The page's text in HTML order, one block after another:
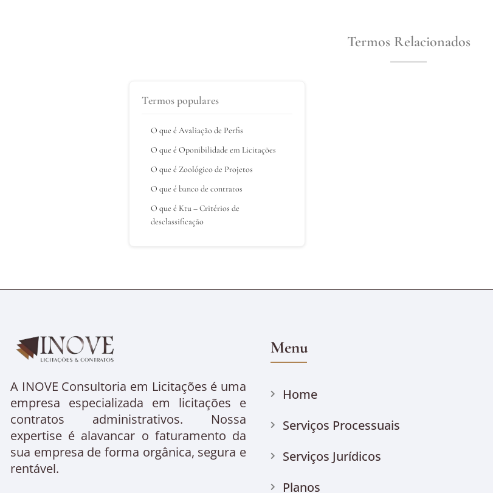
Termos Relacionados
Termos populares
O que é Avaliação de Perfis
O que é Oponibilidade em Licitações
O que é Zoológico de Projetos
O que é banco de contratos
O que é Ktu – Critérios de
desclassificação
A INOVE Consultoria em Licitações é uma
empresa especializada em licitações e
contratos administrativos. Nossa
expertise é alavancar o faturamento da
sua empresa de forma orgânica, segura e
rentável.
Menu
Home
Serviços Processuais
Serviços Jurídicos
Planos